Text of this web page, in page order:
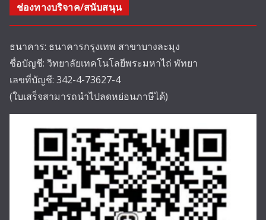
ช่องทางบริจาค/สนับสนุน
ธนาคาร: ธนาคารกรุงเทพ สาขาบางละมุง
ชื่อบัญชี: วิทยาลัยเทคโนโลยีพระมหาไถ่ พัทยา
เลขที่บัญชี: 342-4-73627-4
(ใบเสร็จสามารถนำไปลดหย่อนภาษีได้)